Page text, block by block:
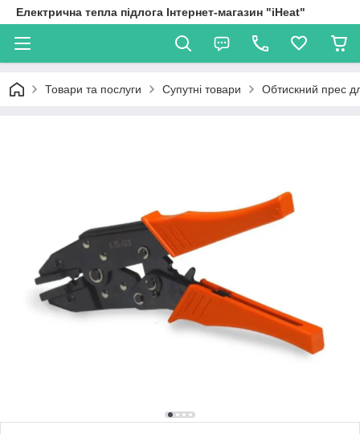
Електрична тепла підлога Інтернет-магазин "iHeat"
Товари та послуги Супутні товари Обтискний прес